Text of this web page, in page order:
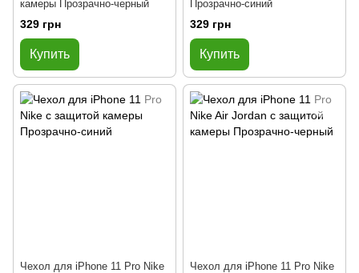
камеры Прозрачно-черный
329 грн
Купить
Прозрачно-синий
329 грн
Купить
Чехол для iPhone 11 Pro Nike
Чехол для iPhone 11 Pro Nike